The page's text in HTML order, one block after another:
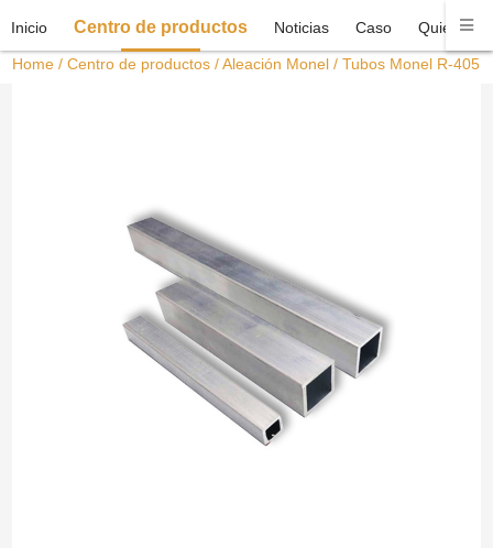
Inicio Centro de productos Noticias Caso Quiénes
Home /Centro de productos /Aleación Monel / Tubos Monel R-405